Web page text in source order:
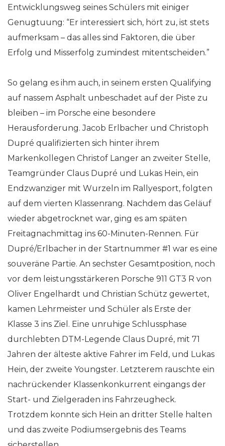
Entwicklungsweg seines Schülers mit einiger
Genugtuung: “Er interessiert sich, hört zu, ist stets
aufmerksam – das alles sind Faktoren, die über
Erfolg und Misserfolg zumindest mitentscheiden.”
So gelang es ihm auch, in seinem ersten Qualifying
auf nassem Asphalt unbeschadet auf der Piste zu
bleiben – im Porsche eine besondere
Herausforderung. Jacob Erlbacher und Christoph
Dupré qualifizierten sich hinter ihrem
Markenkollegen Christof Langer an zweiter Stelle,
Teamgründer Claus Dupré und Lukas Hein, ein
Endzwanziger mit Wurzeln im Rallyesport, folgten
auf dem vierten Klassenrang. Nachdem das Geläuf
wieder abgetrocknet war, ging es am späten
Freitagnachmittag ins 60-Minuten-Rennen. Für
Dupré/Erlbacher in der Startnummer #1 war es eine
souveräne Partie. An sechster Gesamtposition, noch
vor dem leistungsstärkeren Porsche 911 GT3 R von
Oliver Engelhardt und Christian Schütz gewertet,
kamen Lehrmeister und Schüler als Erste der
Klasse 3 ins Ziel. Eine unruhige Schlussphase
durchlebten DTM-Legende Claus Dupré, mit 71
Jahren der älteste aktive Fahrer im Feld, und Lukas
Hein, der zweite Youngster. Letzterem rauschte ein
nachrückender Klassenkonkurrent eingangs der
Start- und Zielgeraden ins Fahrzeugheck.
Trotzdem konnte sich Hein an dritter Stelle halten
und das zweite Podiumsergebnis des Teams